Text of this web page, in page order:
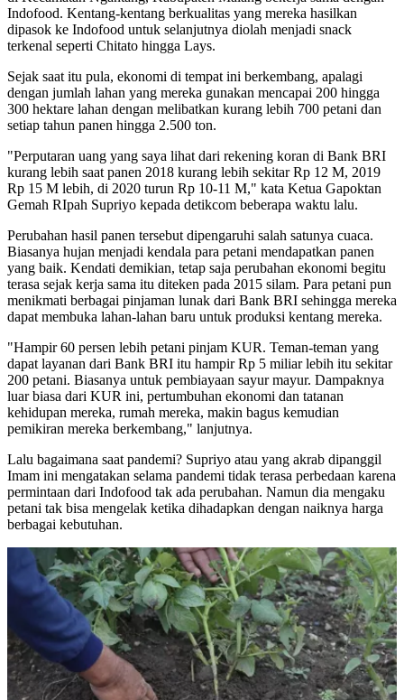
Indofood. Kentang-kentang berkualitas yang mereka hasilkan
dipasok ke Indofood untuk selanjutnya diolah menjadi snack
terkenal seperti Chitato hingga Lays.
Sejak saat itu pula, ekonomi di tempat ini berkembang, apalagi
dengan jumlah lahan yang mereka gunakan mencapai 200 hingga
300 hektare lahan dengan melibatkan kurang lebih 700 petani dan
setiap tahun panen hingga 2.500 ton.
"Perputaran uang yang saya lihat dari rekening koran di Bank BRI
kurang lebih saat panen 2018 kurang lebih sekitar Rp 12 M, 2019
Rp 15 M lebih, di 2020 turun Rp 10-11 M," kata Ketua Gapoktan
Gemah RIpah Supriyo kepada detikcom beberapa waktu lalu.
Perubahan hasil panen tersebut dipengaruhi salah satunya cuaca.
Biasanya hujan menjadi kendala para petani mendapatkan panen
yang baik. Kendati demikian, tetap saja perubahan ekonomi begitu
terasa sejak kerja sama itu diteken pada 2015 silam. Para petani pun
menikmati berbagai pinjaman lunak dari Bank BRI sehingga mereka
dapat membuka lahan-lahan baru untuk produksi kentang mereka.
"Hampir 60 persen lebih petani pinjam KUR. Teman-teman yang
dapat layanan dari Bank BRI itu hampir Rp 5 miliar lebih itu sekitar
200 petani. Biasanya untuk pembiayaan sayur mayur. Dampaknya
luar biasa dari KUR ini, pertumbuhan ekonomi dan tatanan
kehidupan mereka, rumah mereka, makin bagus kemudian
pemikiran mereka berkembang," lanjutnya.
Lalu bagaimana saat pandemi? Supriyo atau yang akrab dipanggil
Imam ini mengatakan selama pandemi tidak terasa perbedaan karena
permintaan dari Indofood tak ada perubahan. Namun dia mengaku
petani tak bisa mengelak ketika dihadapkan dengan naiknya harga
berbagai kebutuhan.